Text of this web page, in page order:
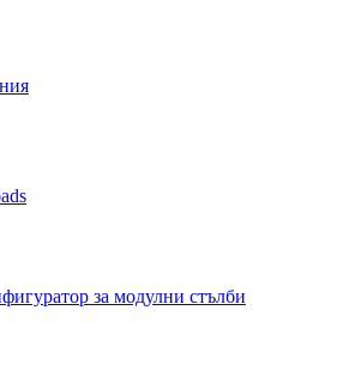
за модулни стълби